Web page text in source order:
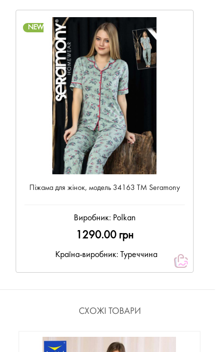
NEW
Піжама для жінок, модель 34163 ТМ Seramony
Виробник: Polkan
1290.00 грн
Країна-виробник: Туреччина
СХОЖІ ТОВАРИ